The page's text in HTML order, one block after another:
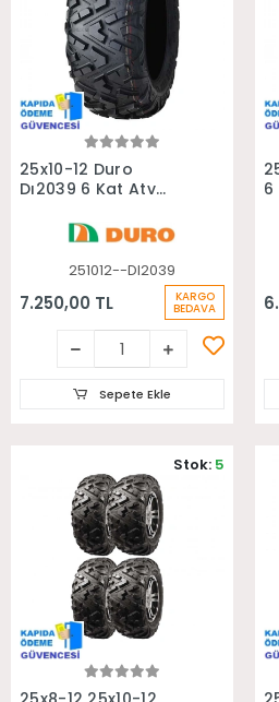
Sepete Ekle
25x10-12 Duro
Dı2039 6 Kat Atv
251012--DI2039
7.250,00 TL KARGO
BEDAVA
Sepete Ekle
6
Sepete Ekle
Stok: 5